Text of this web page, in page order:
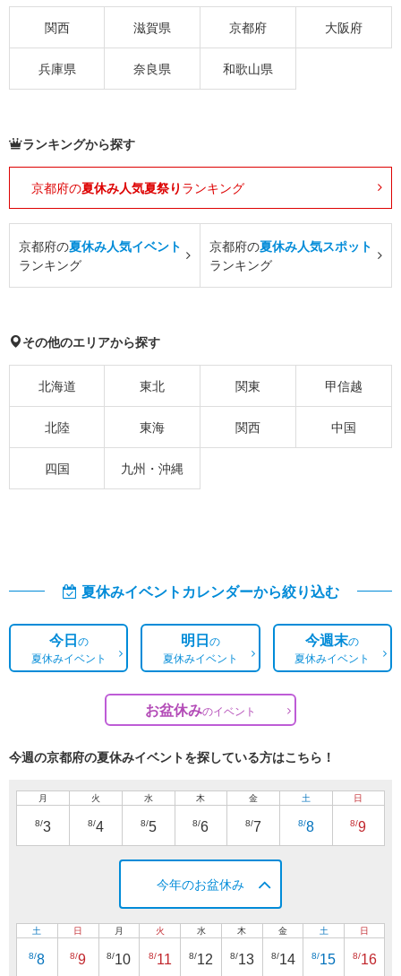
関西 滋賀県 京都府 大阪府
兵庫県 奈良県 和歌山県
ランキングから探す
京都府の夏休み人気夏祭り ランキング
京都府の夏休み人気イベント
ランキング
京都府の夏休み人気スポット
ランキング
その他のエリアから探す
北海道 東北 関東 甲信越
北陸 東海 関西 中国
四国 九州・沖縄
夏休みイベントカレンダーから絞り込む
今日の
夏休みイベント
明日の
夏休みイベント
今週末の
夏休みイベント
お盆休みのイベント
今週の京都府の夏休みイベントを探している方はこちら！
月
8/3
火
8/4
水
8/5
木
8/6
金
8/7
土
8/8
日
8/9
今年のお盆休み
土
8/8
日
8/9
月
8/10
火
8/11
水
8/12
木
8/13
金
8/14
土
8/15
日
8/16